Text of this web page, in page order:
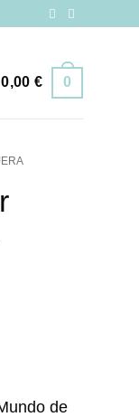
0,00 € 0
de